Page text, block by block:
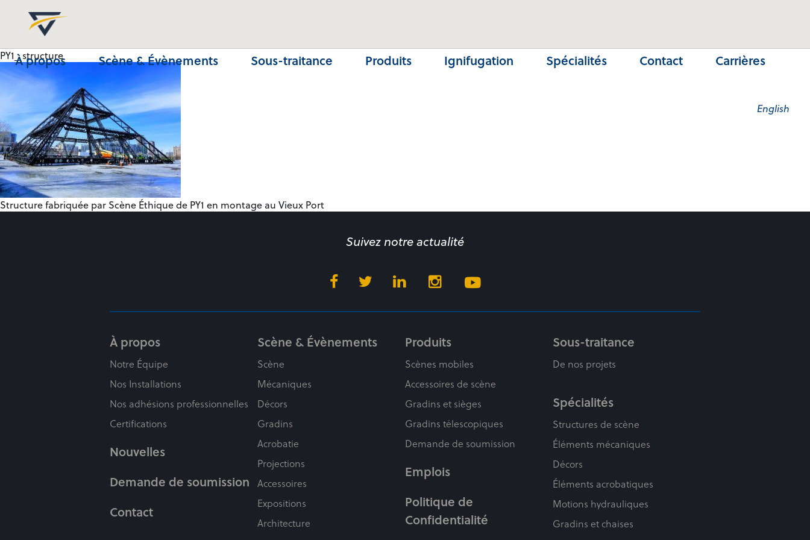
À propos Scène & Évènements Sous-traitance Produits Ignifugation Spécialités Contact Carrières
English
PY1_ structure
Structure fabriquée par Scène Éthique de PY1 en montage au Vieux Port
Suivez notre actualité
À propos
Notre Équipe
Nos Installations
Nos adhésions professionnelles
Certifications
Nouvelles
Demande de soumission
Contact
Scène & Évènements
Scène
Mécaniques
Décors
Gradins
Acrobatie
Projections
Accessoires
Expositions
Architecture
Produits
Scènes mobiles
Accessoires de scène
Gradins et sièges
Gradins télescopiques
Demande de soumission
Emplois
Politique de
Confidentialité
Sous-traitance
De nos projets
Spécialités
Structures de scène
Éléments mécaniques
Décors
Éléments acrobatiques
Motions hydrauliques
Gradins et chaises